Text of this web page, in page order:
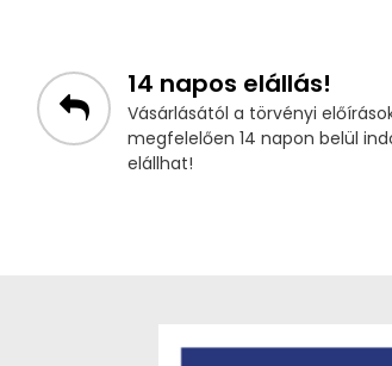
14 napos elállás!
Vásárlásától a törvényi
megfelelően 14 napon belül
elállhat!